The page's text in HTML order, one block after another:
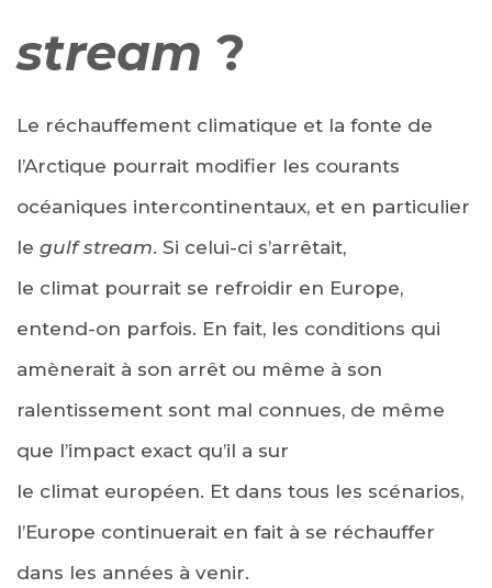
stream ?
Le réchauffement climatique et la fonte de
l’Arctique pourrait modifier les courants
océaniques intercontinentaux, et en particulier
le gulf stream. Si celui-ci s’arrêtait,
le climat pourrait se refroidir en Europe,
entend-on parfois. En fait, les conditions qui
amènerait à son arrêt ou même à son
ralentissement sont mal connues, de même
que l’impact exact qu’il a sur
le climat européen. Et dans tous les scénarios,
l’Europe continuerait en fait à se réchauffer
dans les années à venir.